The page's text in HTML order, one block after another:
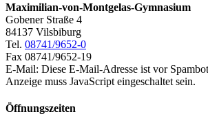
Maximilian-von-Montgelas-Gymnasium
Gobener Straße 4
84137 Vilsbiburg
Tel. 08741/9652-0
Fax 08741/9652-19
E-Mail: Diese E-Mail-Adresse ist vor
Anzeige muss JavaScript eingeschaltet sein.
Öffnungszeiten